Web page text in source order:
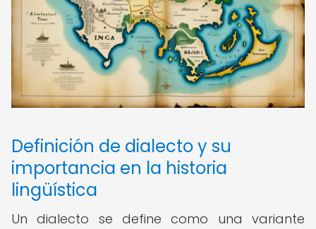
Definición de dialecto y su
importancia en la historia
lingüística
Un dialecto se define como una variante